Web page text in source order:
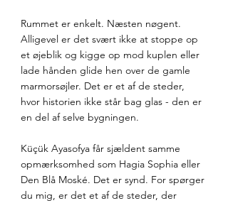
Rummet er enkelt. Næsten nøgent.
Alligevel er det svært ikke at stoppe op
et øjeblik og kigge op mod kuplen eller
lade hånden glide hen over de gamle
marmorsøjler. Det er et af de steder,
hvor historien ikke står bag glas - den er
en del af selve bygningen.
Küçük Ayasofya får sjældent samme
opmærksomhed som Hagia Sophia eller
Den Blå Moské. Det er synd. For spørger
du mig, er det et af de steder, der